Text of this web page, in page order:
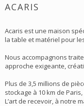
ACARIS
Acaris est une maison
la table et matériel pour
Nous accompagnons
approche exigeante,
Plus de 3,5 millions de
stockage à 10 km de
L’art de recevoir, à notre